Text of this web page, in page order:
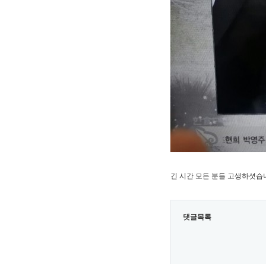
긴 시간 모든 분들 고생하셧습
댓글목록